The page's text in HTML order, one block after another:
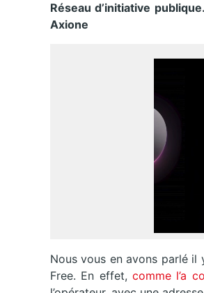
Réseau d’initiative
Axione
Nous vous en avons parlé il
Free. En effet, comme l’a